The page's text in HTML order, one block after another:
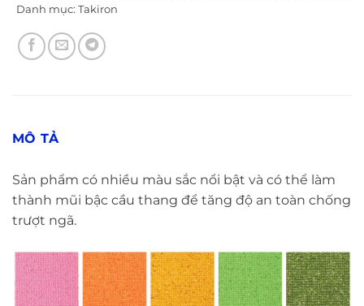
Danh mục: Takiron
MÔ TẢ
Sản phẩm có nhiều màu sắc nổi bật và có thể làm
thành mũi bậc cầu thang để tăng độ an toàn chống
trượt ngã.